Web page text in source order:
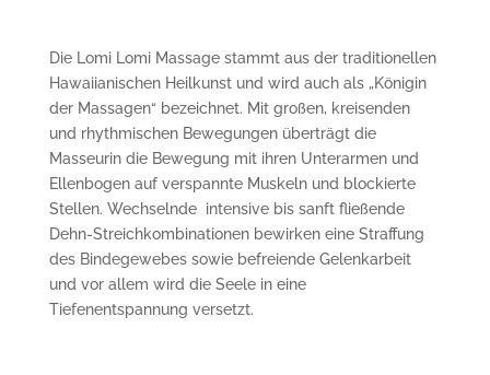
Die Lomi Lomi Massage stammt aus der traditionellen
Hawaiianischen Heilkunst und wird auch als „Königin
der Massagen“ bezeichnet. Mit großen, kreisenden
und rhythmischen Bewegungen überträgt die
Masseurin die Bewegung mit ihren Unterarmen und
Ellenbogen auf verspannte Muskeln und blockierte
Stellen. Wechselnde intensive bis sanft fließende
Dehn-Streichkombinationen bewirken eine Straffung
des Bindegewebes sowie befreiende Gelenkarbeit
und vor allem wird die Seele in eine
Tiefenentspannung versetzt.